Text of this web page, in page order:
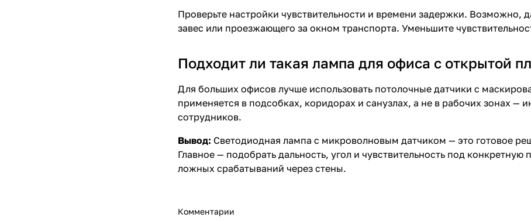
Проверьте настройки чувствительности и времени задержки. Возможно,
завес или проезжающего за окном транспорта. Уменьшите
Подходит ли такая лампа для офиса с открытой
Для больших офисов лучше использовать потолочные датчики с
применяется в подсобках, коридорах и санузлах, а не в рабочих зонах —
сотрудников.
Вывод: Светодиодная лампа с микроволновым датчиком — это готовое
Главное — подобрать дальность, угол и чувствительность под
ложных срабатываний через стены.
Комментарии